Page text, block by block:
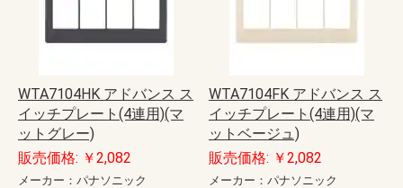
WTA7104HK アドバンス ス
イッチプレート(4連用)(マ
ットグレー)
販売価格: ￥2,082
メーカー：パナソニック
WTA7104FK アドバンス ス
イッチプレート(4連用)(マ
ットベージュ)
販売価格: ￥2,082
メーカー：パナソニック